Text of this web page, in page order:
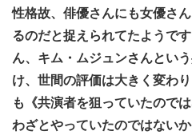
性格故、俳優さんにも女優さ
るのだと捉えられてたようで
ん、キム・ムジュンさんとい
け、世間の評価は大きく変わ
も《共演者を狙っていたので
わざとやっていたのではない